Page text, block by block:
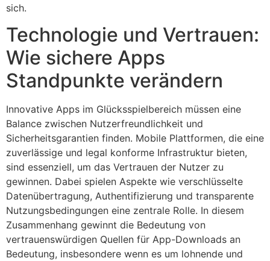
sich.
Technologie und Vertrauen:
Wie sichere Apps
Standpunkte verändern
Innovative Apps im Glücksspielbereich müssen eine
Balance zwischen Nutzerfreundlichkeit und
Sicherheitsgarantien finden. Mobile Plattformen, die eine
zuverlässige und legal konforme Infrastruktur bieten,
sind essenziell, um das Vertrauen der Nutzer zu
gewinnen. Dabei spielen Aspekte wie verschlüsselte
Datenübertragung, Authentifizierung und transparente
Nutzungsbedingungen eine zentrale Rolle. In diesem
Zusammenhang gewinnt die Bedeutung von
vertrauenswürdigen Quellen für App-Downloads an
Bedeutung, insbesondere wenn es um lohnende und